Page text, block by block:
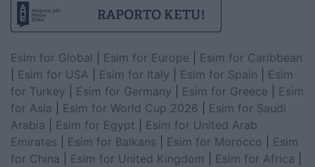
Esim for Global Esim for Europe
Esim for Caribbean
Esim for USA Esim for Italy Esim for Spain
Esim
for Turkey
Esim for Germany Esim for Greece
Esim
for Asia
Esim for World Cup 2026
Esim for Saudi
Arabia
Esim for Egypt
Esim for United Arab
Emirates
Esim for Balkans Esim for Morocco
Esim
for China
Esim for United Kingdom Esim for Africa